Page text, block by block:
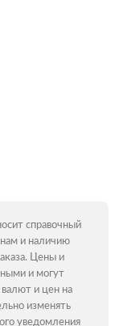
справочный
и наличию
Цены и
и могут
валют и цен на
изменять
уведомления